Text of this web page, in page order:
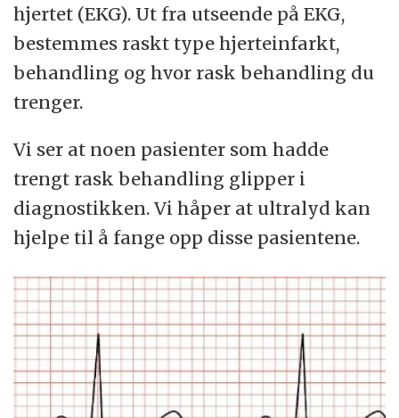
hjertet (EKG). Ut fra utseende på EKG,
bestemmes raskt type hjerteinfarkt,
behandling og hvor rask behandling du
trenger.
Vi ser at noen pasienter som hadde
trengt rask behandling glipper i
diagnostikken. Vi håper at ultralyd kan
hjelpe til å fange opp disse pasientene.